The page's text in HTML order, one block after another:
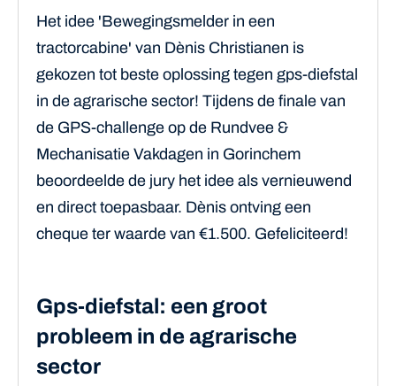
Het idee 'Bewegingsmelder in een
tractorcabine' van Dènis Christianen is
gekozen tot beste oplossing tegen gps-diefstal
in de agrarische sector! Tijdens de finale van
de GPS-challenge op de Rundvee &
Mechanisatie Vakdagen in Gorinchem
beoordeelde de jury het idee als vernieuwend
en direct toepasbaar. Dènis ontving een
cheque ter waarde van €1.500. Gefeliciteerd!
Gps-diefstal: een groot
probleem in de agrarische
sector